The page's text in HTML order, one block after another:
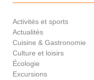
Activités et sports
Actualités
Cuisine & Gastronomie
Culture et loisirs
Écologie
Excursions